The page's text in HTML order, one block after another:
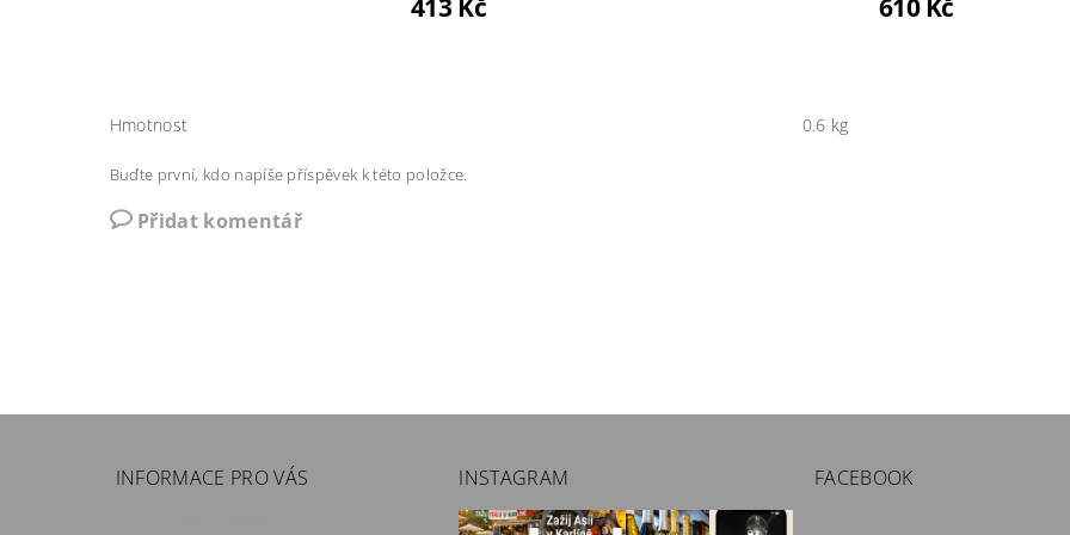
413 Kč 610 Kč
Hmotnost 0.6 kg
Buďte první, kdo napíše příspěvek k této položce.
Přidat komentář
INFORMACE PRO VÁS INSTAGRAM FACEBOOK